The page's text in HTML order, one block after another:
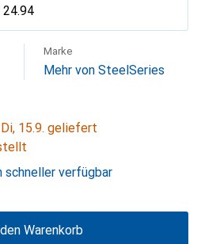
CHF
24.94
Marke
Mehr von SteelSeries
Di, 15.9. geliefert
schneller verfügbar
Warenkorb